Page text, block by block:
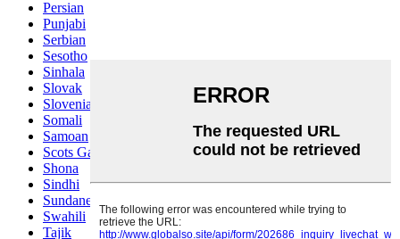
Persian
Punjabi
Serbian
Sesotho
Sinhala
Slovak
Slovenian
Somali
Samoan
Scots Gaelic
Shona
Sindhi
Sundanese
Swahili
Tajik